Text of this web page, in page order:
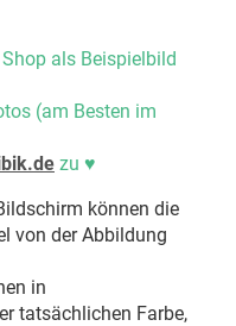
als Beispielbild
(am Besten im
zu ♥
können die
von der Abbildung
in
tatsächlichen Farbe,